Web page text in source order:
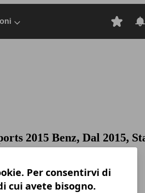
2015 Benz, Dal 2015,
Per consentirvi di
cui avete bisogno.